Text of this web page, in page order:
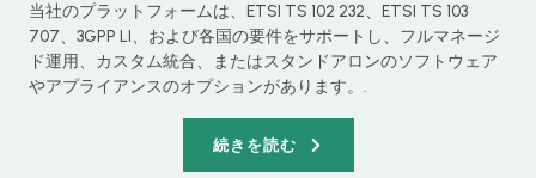
当社のプラットフォームは、ETSI TS 102 232、ETSI TS 103
707、3GPP LI、および各国の要件をサポートし、フルマネージ
ド運用、カスタム統合、またはスタンドアロンのソフトウェア
やアプライアンスのオプションがあります。.
続きを読む